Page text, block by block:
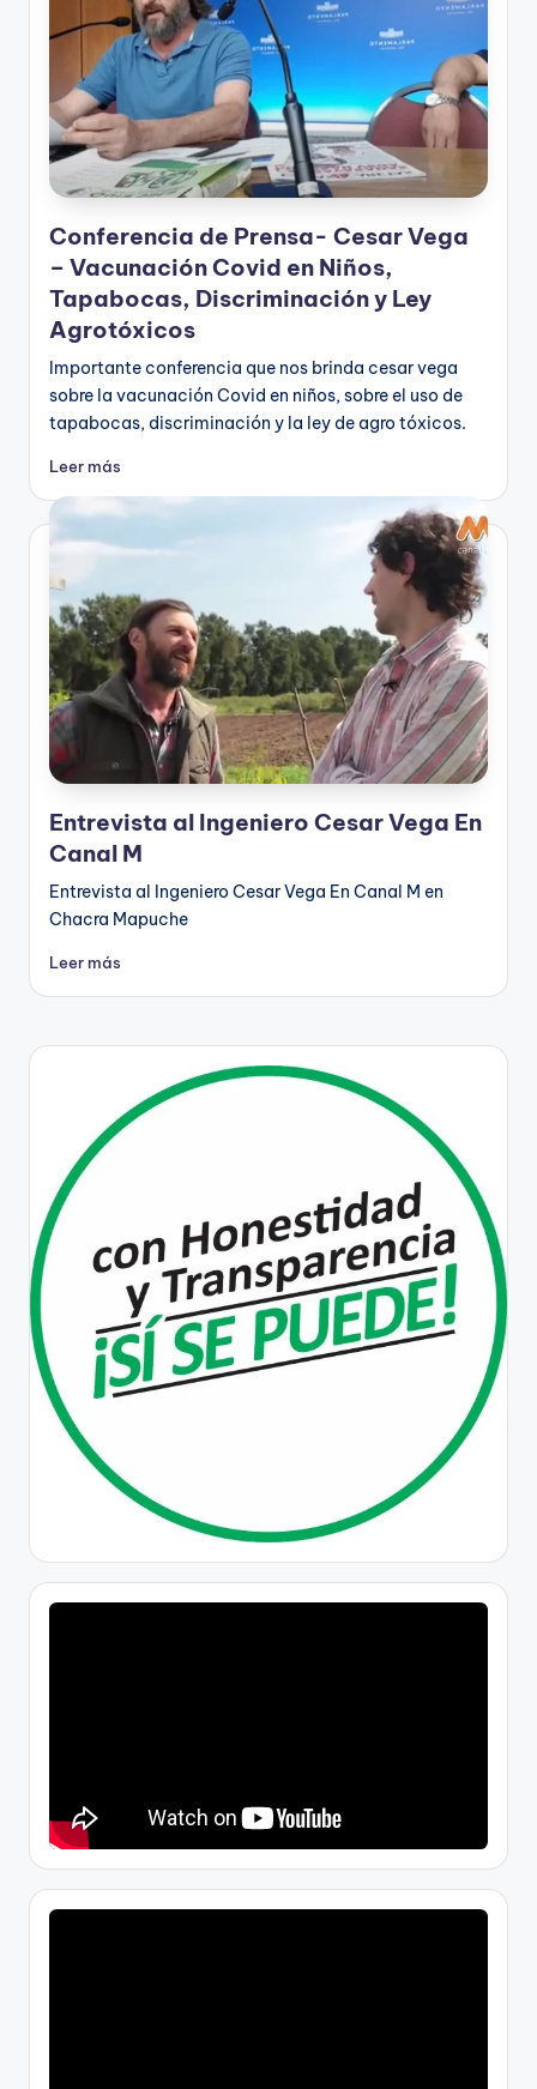
Conferencia de Prensa- Cesar Vega
– Vacunación Covid en Niños,
Tapabocas, Discriminación y Ley
Agrotóxicos
Importante conferencia que nos brinda cesar vega
sobre la vacunación Covid en niños, sobre el uso de
tapabocas, discriminación y la ley de agro tóxicos.
Leer más
Entrevista al Ingeniero Cesar Vega En
Canal M
Entrevista al Ingeniero Cesar Vega En Canal M en
Chacra Mapuche
Leer más